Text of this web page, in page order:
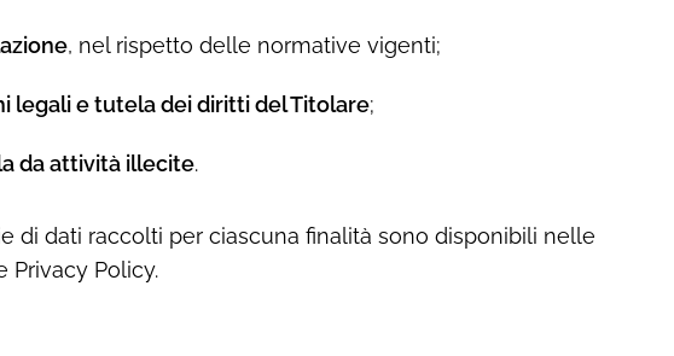
, nel rispetto delle normative vigenti;
legali e tutela dei diritti del Titolare;
da attività illecite.
di dati raccolti per ciascuna finalità sono disponibili nelle
Privacy Policy.